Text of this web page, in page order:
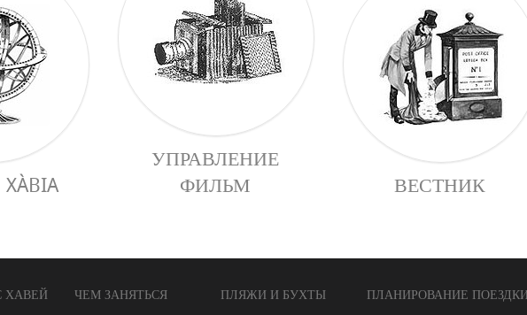
XÀBIA
УПРАВЛЕНИЕ
ФИЛЬМ
ВЕСТНИК
ХАВЕЙ
ЧЕМ ЗАНЯТЬСЯ
ПЛЯЖИ И БУХТЫ
ПЛАНИРОВАНИЕ